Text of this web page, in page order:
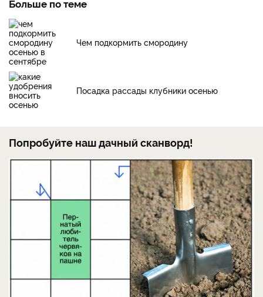
Больше по теме
Чем подкормить смородину
Посадка рассады клубники осенью
Попробуйте наш дачный сканворд!